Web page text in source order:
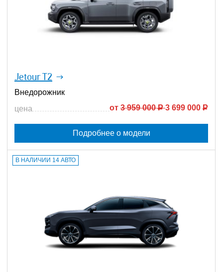
Jetour T2
Внедорожник
цена
от 3 959 000 Р 3 699 000 Р
Подробнее о модели
В НАЛИЧИИ 14 АВТО